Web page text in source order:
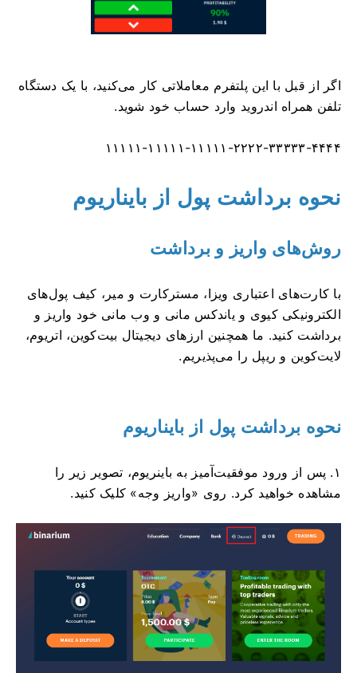
اگر از قبل با این پلتفرم معاملاتی کار می‌کنید، با یک دستگاه
تلفن همراه اندروید وارد حساب خود شوید.
۱۱۱۱۱-۱۱۱۱۱-۱۱۱۱۱-۲۲۲۲-۳۳۳۳۳-۴۴۴۴
نحوه برداشت پول از بایناریوم
روش‌های واریز و برداشت
با کارت‌های اعتباری ویزا، مسترکارت و میر، کیف پول‌های
الکترونیکی کیوی و یاندکس مانی و وب مانی خود واریز و
برداشت کنید. ما همچنین ارزهای دیجیتال بیت‌کوین، اتریوم،
لایت‌کوین و ریپل را می‌پذیریم.
نحوه برداشت پول از بایناریوم
۱. پس از ورود موفقیت‌آمیز به باینریوم، تصویر زیر را
مشاهده خواهید کرد. روی «واریز وجه» کلیک کنید.